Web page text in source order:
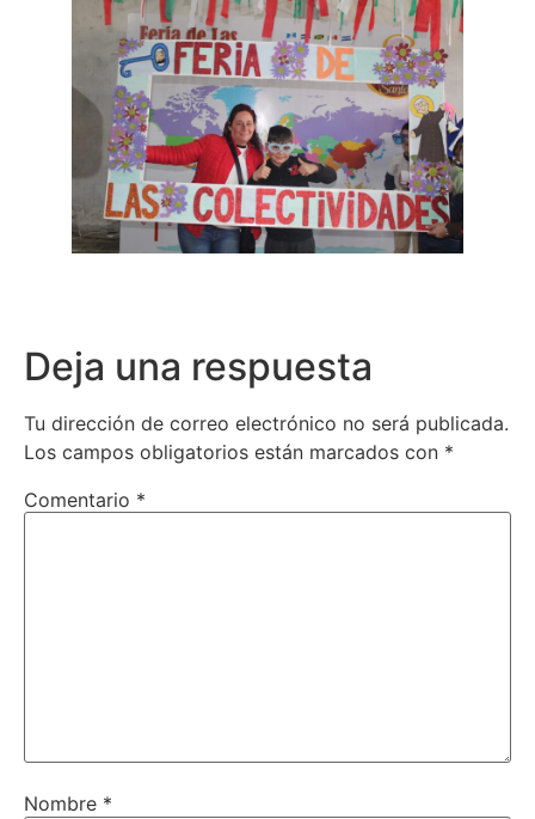
Deja una respuesta
Tu dirección de correo electrónico no será publicada.
Los campos obligatorios están marcados con *
Comentario *
Nombre *